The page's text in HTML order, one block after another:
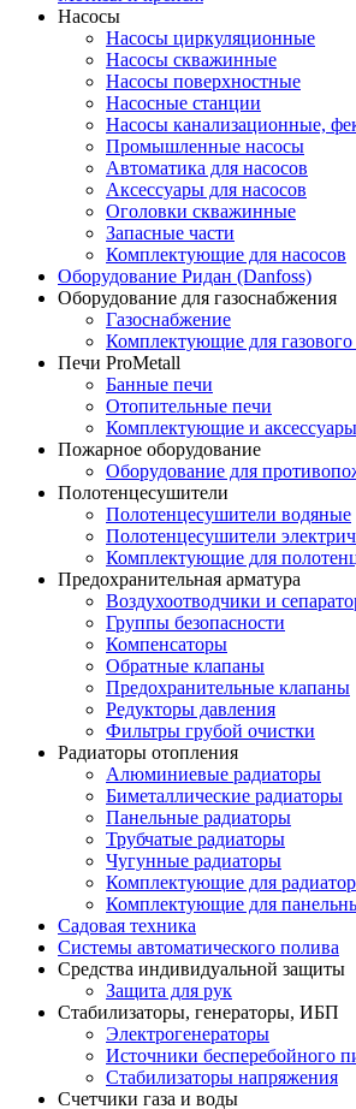
Насосы
Насосы циркуляционные
Насосы скважинные
Насосы поверхностные
Насосные станции
Насосы канализационные,
Промышленные насосы
Автоматика для насосов
Аксессуары для насосов
Оголовки скважинные
Запасные части
Комплектующие для насосов
Оборудование Ридан (Danfoss)
Оборудование для газоснабжения
Газоснабжение
Комплектующие для газового
Печи ProMetall
Банные печи
Отопительные печи
Комплектующие и
Пожарное оборудование
Оборудование для
Полотенцесушители
Полотенцесушители водяные
Полотенцесушители
Комплектующие для
Предохранительная арматура
Воздухоотводчики и
Группы безопасности
Компенсаторы
Обратные клапаны
Предохранительные клапаны
Редукторы давления
Фильтры грубой очистки
Радиаторы отопления
Алюминиевые радиаторы
Биметаллические радиаторы
Панельные радиаторы
Трубчатые радиаторы
Чугунные радиаторы
Комплектующие для
Комплектующие для
Садовая техника
Системы автоматического полива
Средства индивидуальной защиты
Защита для рук
Стабилизаторы, генераторы, ИБП
Электрогенераторы
Источники бесперебойного
Стабилизаторы напряжения
Счетчики газа и воды